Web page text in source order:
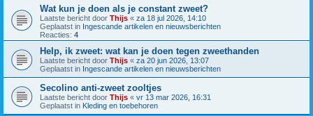
Wat kun je doen als je constant zweet?
Laatste bericht door Thijs « za 18 jul 2026, 14:10
Geplaatst in Ingescande artikelen en nieuwsberichten
Reacties: 4
Help, ik zweet: wat kan je doen tegen zweethanden
Laatste bericht door Thijs « za 20 jun 2026, 13:07
Geplaatst in Ingescande artikelen en nieuwsberichten
Secolino anti-zweet zooltjes
Laatste bericht door Thijs « vr 13 mar 2026, 16:31
Geplaatst in Kleding en toebehoren